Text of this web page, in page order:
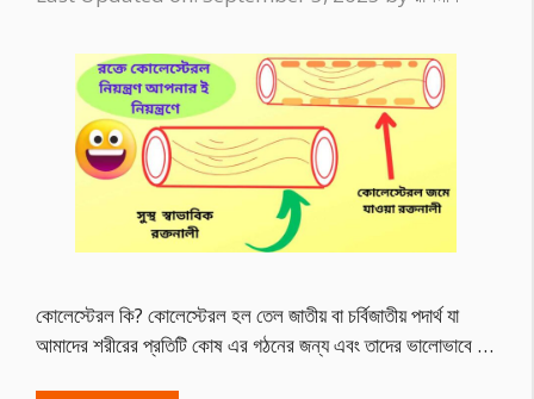
কোলেস্টেরল কি? কোলেস্টেরল হল তেল জাতীয় বা চর্বিজাতীয় পদার্থ যা
আমাদের শরীরের প্রতিটি কোষ এর গঠনের জন্য এবং তাদের ভালোভাবে …